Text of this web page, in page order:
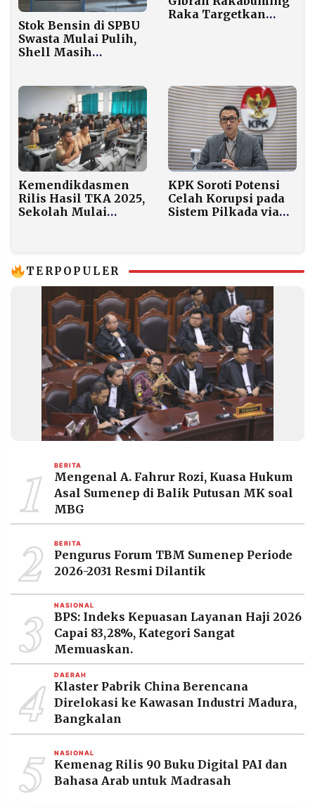
Stok Bensin di SPBU
Swasta Mulai Pulih,
Shell Masih
Raka Targetkan
Kemendikdasmen
Rilis Hasil TKA 2025,
Sekolah Mulai
KPK Soroti Potensi
Celah Korupsi pada
Sistem Pilkada via
TERPOPULER
1 BERITA
Mengenal A. Fahrur Rozi, Kuasa Hukum
Asal Sumenep di Balik Putusan MK soal
MBG
2 BERITA
Pengurus Forum TBM Sumenep Periode
2026-2031 Resmi Dilantik
3 NASIONAL
BPS: Indeks Kepuasan Layanan Haji 2026
Capai 83,28%, Kategori Sangat
Memuaskan.
4 DAERAH
Klaster Pabrik China Berencana
Direlokasi ke Kawasan Industri Madura,
Bangkalan
5 NASIONAL
Kemenag Rilis 90 Buku Digital PAI dan
Bahasa Arab untuk Madrasah